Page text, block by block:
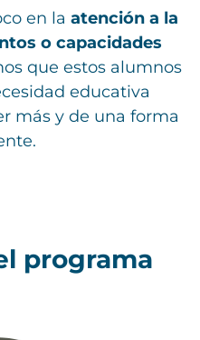
en la atención a la
o capacidades
que estos alumnos
educativa
más y de una forma
programa